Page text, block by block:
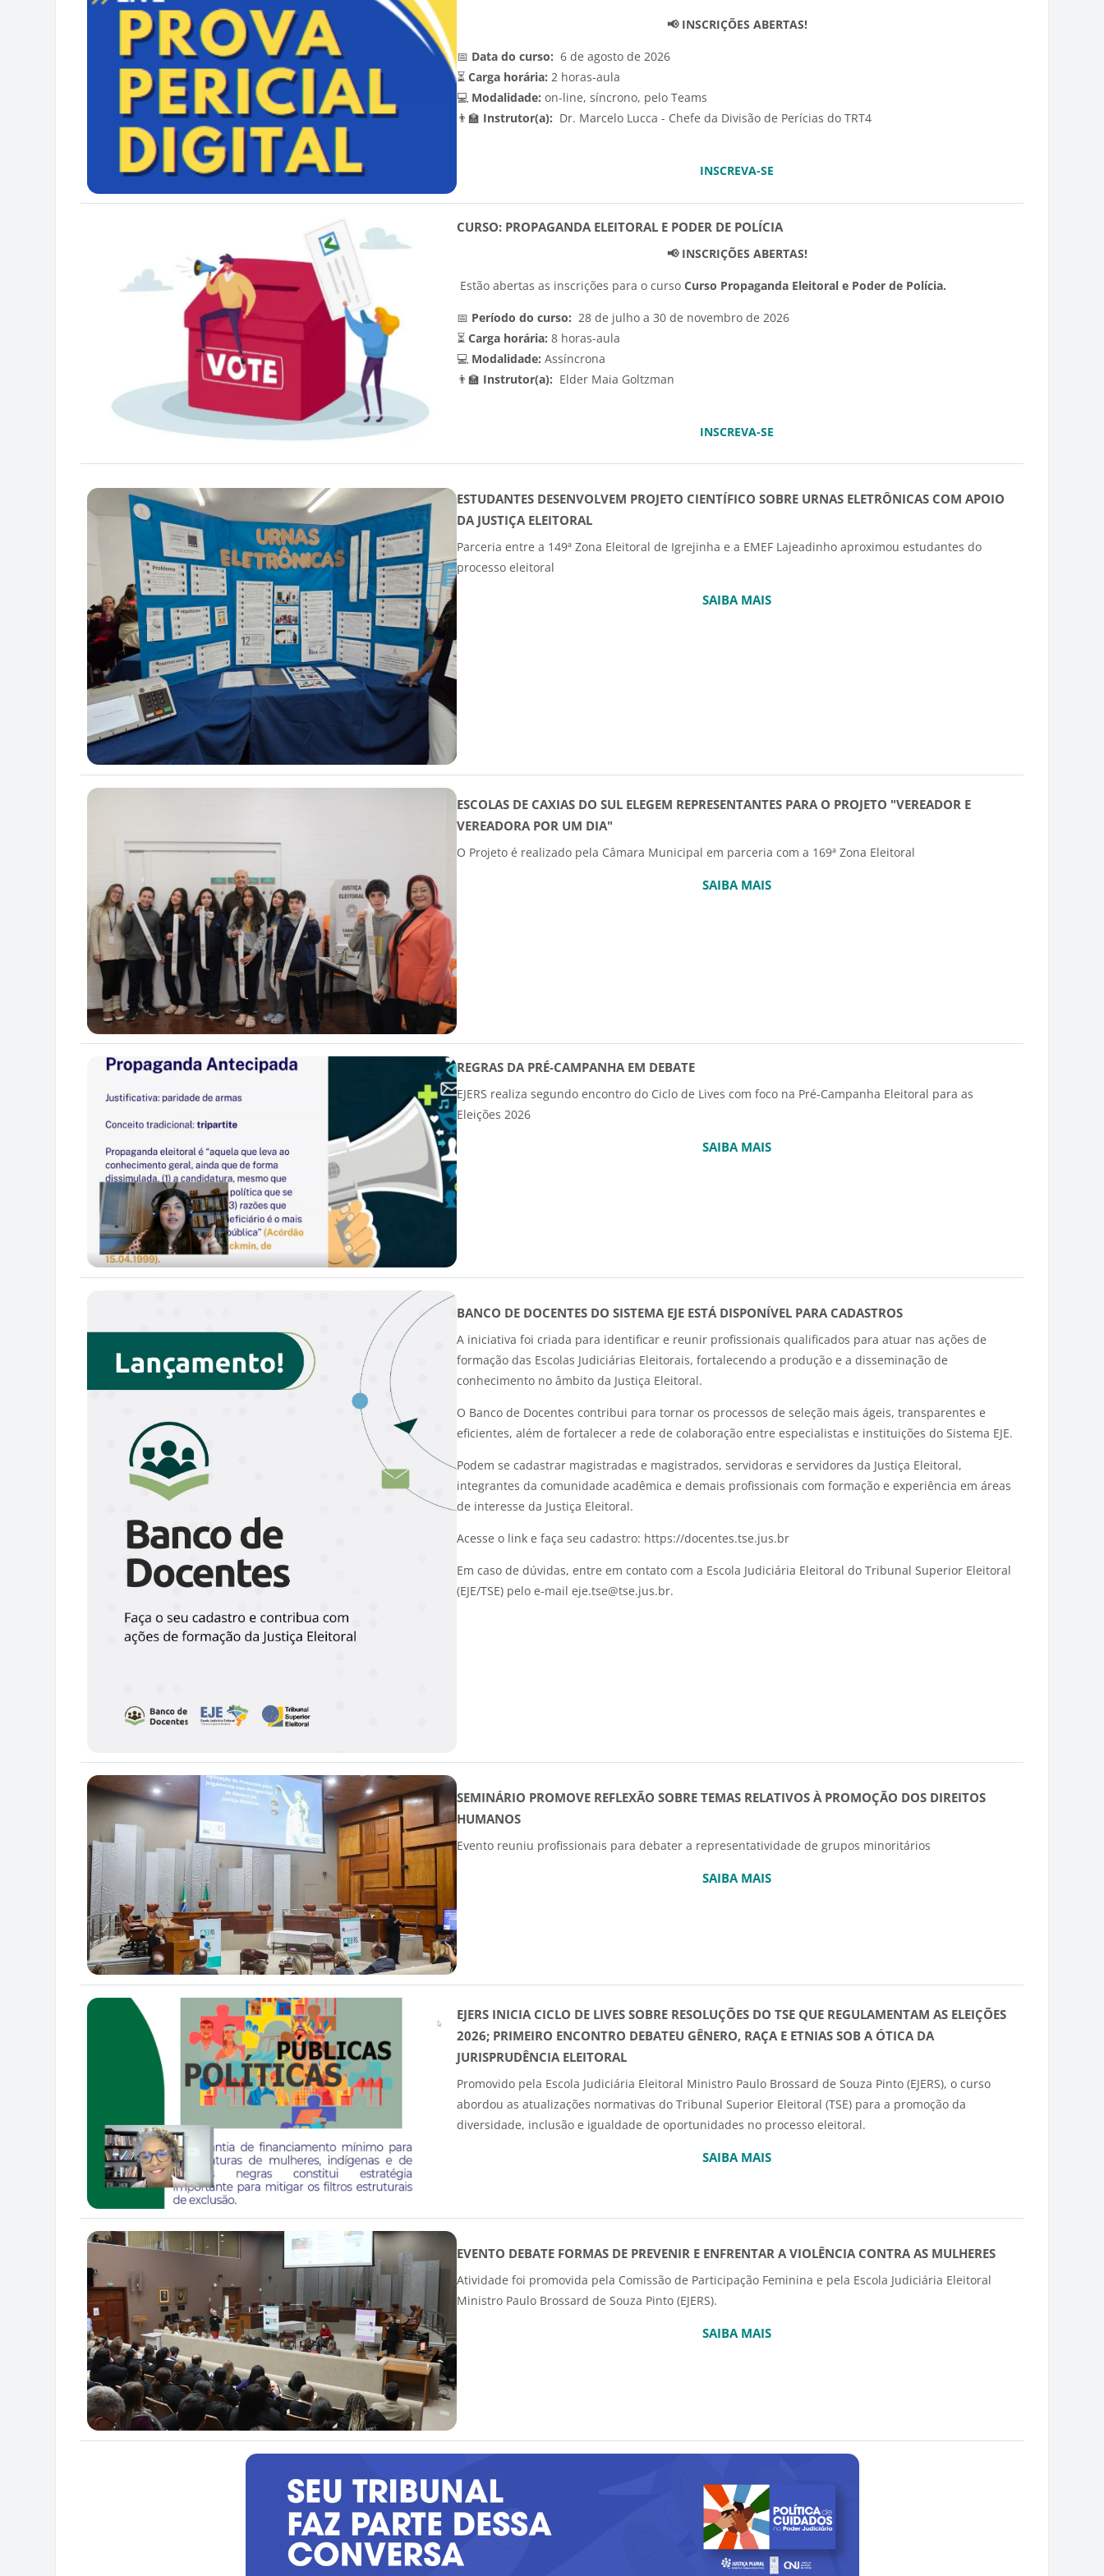
📢 INSCRIÇÕES ABERTAS!
📅 Data do curso: 6 de agosto de 2026
⏳Carga horária:2 horas-aula
💻 Modalidade: on-line, síncrono, pelo Teams
👨‍🏫 Instrutor(a): Dr. Marcelo Lucca - Chefe da Divisão de Perícias do TRT4
INSCREVA-SE
CURSO: PROPAGANDA ELEITORAL E PODER DE POLÍCIA
📢 INSCRIÇÕES ABERTAS!
Estão abertas as inscrições para o cursoCurso Propaganda Eleitoral e Poder de Polícia.
📅 Período do curso: 28 de julho a 30 de novembro de 2026
⏳Carga horária:8 horas-aula
💻 Modalidade: Assíncrona
👨‍🏫 Instrutor(a): Elder Maia Goltzman
INSCREVA-SE
ESTUDANTES DESENVOLVEM PROJETO CIENTÍFICO SOBRE URNAS ELETRÔNICAS COM APOIO
DA JUSTIÇA ELEITORAL
Parceria entre a 149ª Zona Eleitoral de Igrejinha e a EMEF Lajeadinho aproximou estudantes do
processo eleitoral
SAIBA MAIS
ESCOLAS DE CAXIAS DO SUL ELEGEM REPRESENTANTES PARA O PROJETO "VEREADOR E
VEREADORA POR UM DIA"
O Projeto é realizado pela Câmara Municipal em parceria com a 169ª Zona Eleitoral
SAIBA MAIS
REGRAS DA PRÉ-CAMPANHA EM DEBATE
EJERS realiza segundo encontro do Ciclo de Lives com foco na Pré-Campanha Eleitoral para as
Eleições 2026
SAIBA MAIS
BANCO DE DOCENTES DO SISTEMA EJE ESTÁ DISPONÍVEL PARA CADASTROS
A iniciativa foi criada para identificar e reunir profissionais qualificados para atuar nas ações de
formação das Escolas Judiciárias Eleitorais, fortalecendo a produção e a disseminação de
conhecimento no âmbito da Justiça Eleitoral.
O Banco de Docentes contribui para tornar os processos de seleção mais ágeis, transparentes e
eficientes, além de fortalecer a rede de colaboração entre especialistas e instituições do Sistema EJE.
Podem se cadastrar magistradas e magistrados, servidoras e servidores da Justiça Eleitoral,
integrantes da comunidade acadêmica e demais profissionais com formação e experiência em áreas
de interesse da Justiça Eleitoral.
Acesse o link e faça seu cadastro: https://docentes.tse.jus.br
Em caso de dúvidas, entre em contato com a Escola Judiciária Eleitoral do Tribunal Superior Eleitoral
(EJE/TSE) pelo e-mail eje.tse@tse.jus.br.
SEMINÁRIO PROMOVE REFLEXÃO SOBRE TEMAS RELATIVOS À PROMOÇÃO DOS DIREITOS
HUMANOS
Evento reuniu profissionais para debater a representatividade de grupos minoritários
SAIBA MAIS
EJERS INICIA CICLO DE LIVES SOBRE RESOLUÇÕES DO TSE QUE REGULAMENTAM AS ELEIÇÕES
2026; PRIMEIRO ENCONTRO DEBATEU GÊNERO, RAÇA E ETNIAS SOB A ÓTICA DA
JURISPRUDÊNCIA ELEITORAL
Promovido pela Escola Judiciária Eleitoral Ministro Paulo Brossard de Souza Pinto (EJERS), o curso
abordou as atualizações normativas do Tribunal Superior Eleitoral (TSE) para a promoção da
diversidade, inclusão e igualdade de oportunidades no processo eleitoral.
SAIBA MAIS
EVENTO DEBATE FORMAS DE PREVENIR E ENFRENTAR A VIOLÊNCIA CONTRA AS MULHERES
Atividade foi promovida pela Comissão de Participação Feminina e pela Escola Judiciária Eleitoral
Ministro Paulo Brossard de Souza Pinto (EJERS).
SAIBA MAIS